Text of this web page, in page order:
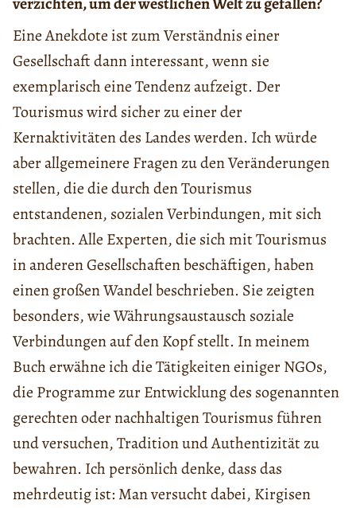
Eine Anekdote ist zum Verständnis einer
Gesellschaft dann interessant, wenn sie
exemplarisch eine Tendenz aufzeigt. Der
Tourismus wird sicher zu einer der
Kernaktivitäten des Landes werden. Ich würde
aber allgemeinere Fragen zu den Veränderungen
stellen, die die durch den Tourismus
entstandenen, sozialen Verbindungen, mit sich
brachten. Alle Experten, die sich mit Tourismus
in anderen Gesellschaften beschäftigen, haben
einen großen Wandel beschrieben. Sie zeigten
besonders, wie Währungsaustausch soziale
Verbindungen auf den Kopf stellt. In meinem
Buch erwähne ich die Tätigkeiten einiger NGOs,
die Programme zur Entwicklung des sogenannten
gerechten oder nachhaltigen Tourismus führen
und versuchen, Tradition und Authentizität zu
bewahren. Ich persönlich denke, dass das
mehrdeutig ist: Man versucht dabei, Kirgisen